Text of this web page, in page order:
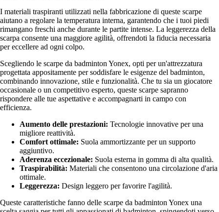
I materiali traspiranti utilizzati nella fabbricazione di queste scarpe
aiutano a regolare la temperatura interna, garantendo che i tuoi piedi
rimangano freschi anche durante le partite intense. La leggerezza della
scarpa consente una maggiore agilità, offrendoti la fiducia necessaria
per eccellere ad ogni colpo.
Scegliendo le scarpe da badminton Yonex, opti per un'attrezzatura
progettata appositamente per soddisfare le esigenze del badminton,
combinando innovazione, stile e funzionalità. Che tu sia un giocatore
occasionale o un competitivo esperto, queste scarpe sapranno
rispondere alle tue aspettative e accompagnarti in campo con
efficienza.
Aumento delle prestazioni: Tecnologie innovative per una
migliore reattività.
Comfort ottimale: Suola ammortizzante per un supporto
aggiuntivo.
Aderenza eccezionale: Suola esterna in gomma di alta qualità.
Traspirabilità: Materiali che consentono una circolazione d'aria
ottimale.
Leggerezza: Design leggero per favorire l'agilità.
Queste caratteristiche fanno delle scarpe da badminton Yonex una